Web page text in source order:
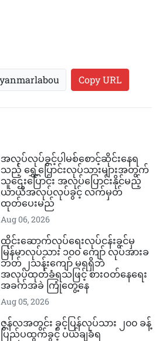
Copy URL
အလုပ်လုပ်ခွင့်ပါမစ်စောင့်ဆိုင်းနေရ
သည့် ရွှေ့ပြောင်းလုပ်သားများအတွက်
သူဌေးပြောင်း အလုပ်ပြောင်းနိုင်မည့်
ယာယီအလုပ်လုပ်ခွင့် လက်မှတ်
ထုတ်ပေးမည်
Aug 06, 2026
ထိုင်းဆောက်လုပ်ရေးလုပ်ငန်းခွင်မှ
မြန်မာလုပ်သား ၁၀၀ ကျော် လုပ်အားခ
ဘတ် ၂သန်းကျော် မရရှိဘဲ
အလုပ်ထုတ်ခံရသဖြင့် စားဝတ်နေရေး
အခက်အခဲ ကြုံတွေ့နေ
Aug 05, 2026
ဇွန်လအတွင်း ခွင့်ပြန်လုပ်သား ၂၀၀ ခန့်
ပြည်ပထွက်ခွင့် ပယ်ချခံရ